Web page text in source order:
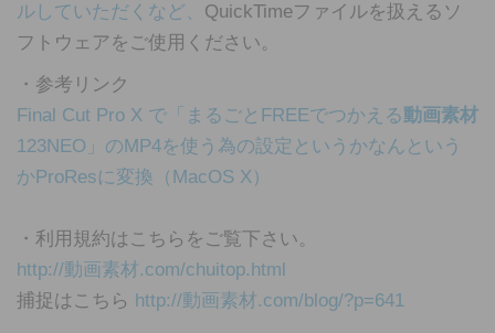
ルしていただくなど、 QuickTimeファイルを扱えるソ
フトウェアをご使用ください。
・参考リンク
Final Cut Pro X で「まるごとFREEでつかえる動画素材
123NEO」のMP4を使う為の設定というかなんという
かProResに変換（MacOS X）
・利用規約はこちらをご覧下さい。
http://動画素材.com/chuitop.html
捕捉はこちら http://動画素材.com/blog/?p=641